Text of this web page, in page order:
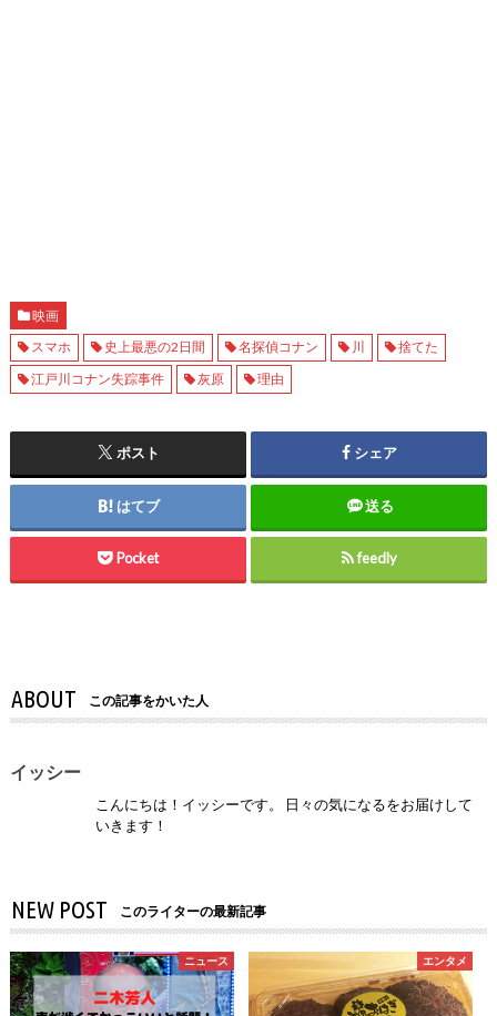
映画
スマホ
史上最悪の2日間 名探偵コナン 川
捨てた
江戸川コナン失踪事件
灰原 理由
ポスト シェア
はてブ 送る
Pocket feedly
ABOUT この記事をかいた人
イッシー
こんにちは！イッシーです。 日々の気になるをお届けして
いきます！
NEW POST このライターの最新記事
ニュース エンタメ